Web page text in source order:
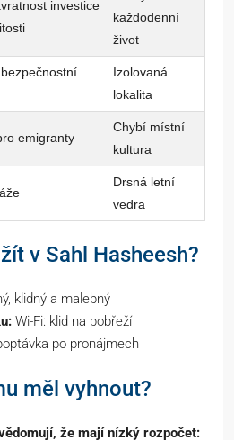
investice
každodenní
život
Izolovaná
lokalita
emigranty
Chybí místní
kultura
Drsná letní
vedra
v Sahl Hasheesh?
klidný a malebný
Wi-Fi: klid na pobřeží
po pronájmech
měl vyhnout?
že mají nízký rozpočet: